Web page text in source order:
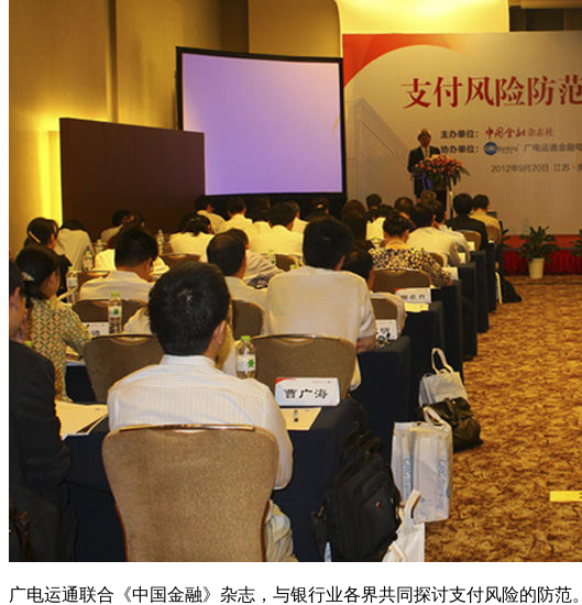
广电运通联合《中国金融》杂志，与银行业各界共同探讨支付风险的防范。